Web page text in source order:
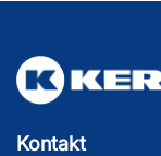
Kontakt